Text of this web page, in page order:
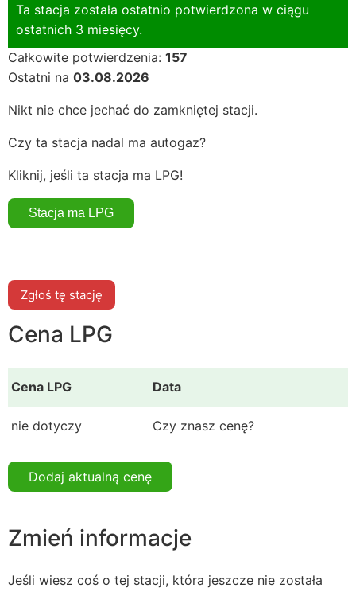
Ta stacja została ostatnio potwierdzona w ciągu
ostatnich 3 miesięcy.
Całkowite potwierdzenia: 157
Ostatni na 03.08.2026
Nikt nie chce jechać do zamkniętej stacji.
Czy ta stacja nadal ma autogaz?
Kliknij, jeśli ta stacja ma LPG!
Zgłoś tę stację
Cena LPG
Cena LPG Data
nie dotyczy Czy znasz cenę?
Dodaj aktualną cenę
Zmień informacje
Jeśli wiesz coś o tej stacji, która jeszcze nie została